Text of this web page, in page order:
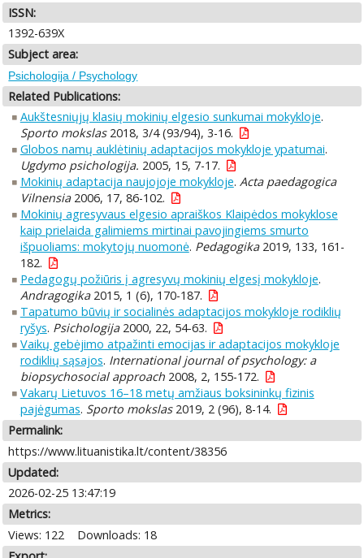
ISSN:
1392-639X
Subject area:
Psichologija / Psychology
Related Publications:
Aukštesniųjų klasių mokinių elgesio sunkumai mokykloje.
Sporto mokslas2018, 3/4 (93/94), 3-16.
Globos namų auklėtinių adaptacijos mokykloje ypatumai.
Ugdymo psichologija. 2005, 15, 7-17.
Mokinių adaptacija naujojoje mokykloje. Acta paedagogica
Vilnensia2006, 17, 86-102.
Mokinių agresyvaus elgesio apraiškos Klaipėdos mokyklose
kaip prielaida galimiems mirtinai pavojingiems smurto
išpuoliams: mokytojų nuomonė. Pedagogika2019, 133, 161-
182.
Pedagogų požiūris į agresyvų mokinių elgesį mokykloje.
Andragogika2015, 1 (6), 170-187.
Tapatumo būvių ir socialinės adaptacijos mokykloje rodiklių
ryšys. Psichologija2000, 22, 54-63.
Vaikų gebėjimo atpažinti emocijas ir adaptacijos mokykloje
rodiklių sąsajos. International journal of psychology: a
biopsychosocial approach2008, 2, 155-172.
Vakarų Lietuvos 16–18 metų amžiaus boksininkų fizinis
pajėgumas. Sporto mokslas2019, 2 (96), 8-14.
Permalink:
https://www.lituanistika.lt/content/38356
Updated:
2026-02-25 13:47:19
Metrics:
Views: 122
Downloads: 18